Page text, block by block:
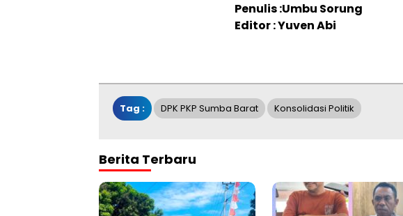
Penulis :Umbu Sorung
Editor : Yuven Abi
Tag : DPK PKP Sumba Barat Konsolidasi Politik
Berita Terbaru